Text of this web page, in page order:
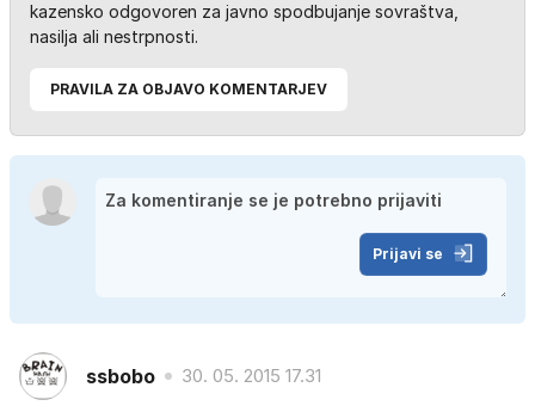
kazensko odgovoren za javno spodbujanje sovraštva,
nasilja ali nestrpnosti.
PRAVILA ZA OBJAVO KOMENTARJEV
Prijavi se
ssbobo 30. 05. 2015 17.31